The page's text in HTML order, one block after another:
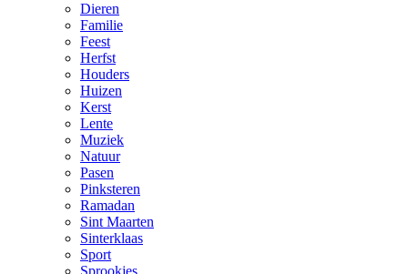
Dieren
Familie
Feest
Herfst
Houders
Huizen
Kerst
Lente
Muziek
Natuur
Pasen
Pinksteren
Ramadan
Sint Maarten
Sinterklaas
Sport
Sprookjes